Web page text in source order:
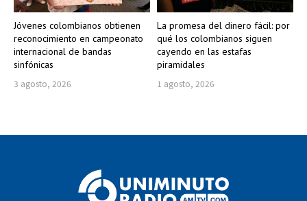
Jóvenes colombianos obtienen
reconocimiento en campeonato
internacional de bandas
sinfónicas
3 agosto, 2026
La promesa del dinero fácil: por
qué los colombianos siguen
cayendo en las estafas
piramidales
1 agosto, 2026